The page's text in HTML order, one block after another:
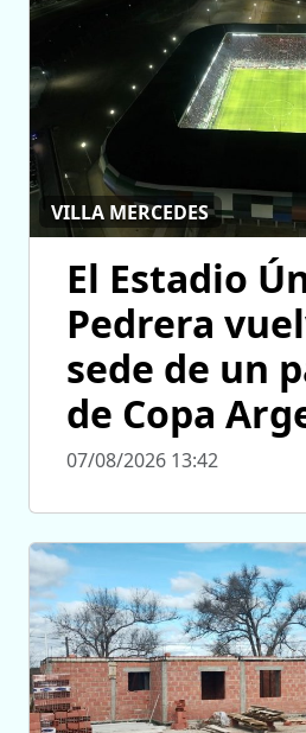
VILLA MERCEDES
El Estadio
Pedrera
sede de un
de Copa
07/08/2026 13:42